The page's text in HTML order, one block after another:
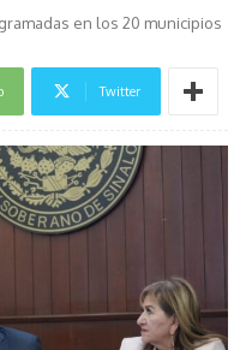
en los 20 municipios
Twitter